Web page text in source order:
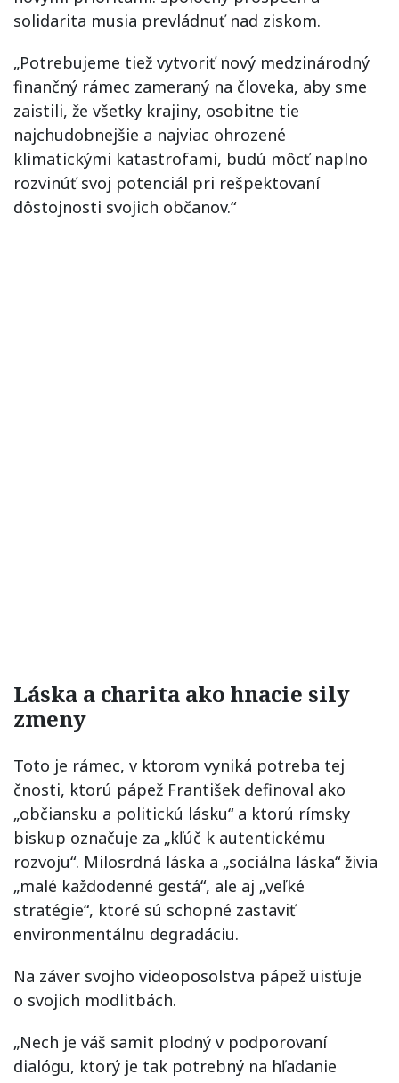
solidarita musia prevládnuť nad ziskom.
„Potrebujeme tiež vytvoriť nový medzinárodný
finančný rámec zameraný na človeka, aby sme
zaistili, že všetky krajiny, osobitne tie
najchudobnejšie a najviac ohrozené
klimatickými katastrofami, budú môcť naplno
rozvinúť svoj potenciál pri rešpektovaní
dôstojnosti svojich občanov.“
Láska a charita ako hnacie sily
zmeny
Toto je rámec, v ktorom vyniká potreba tej
čnosti, ktorú pápež František definoval ako
„občiansku a politickú lásku“ a ktorú rímsky
biskup označuje za „kľúč k autentickému
rozvoju“. Milosrdná láska a „sociálna láska“ živia
„malé každodenné gestá“, ale aj „veľké
stratégie“, ktoré sú schopné zastaviť
environmentálnu degradáciu.
Na záver svojho videoposolstva pápež uisťuje
o svojich modlitbách.
„Nech je váš samit plodný v podporovaní
dialógu, ktorý je tak potrebný na hľadanie